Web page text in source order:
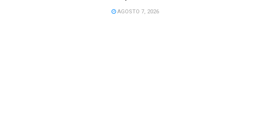
AGOSTO 7, 2026